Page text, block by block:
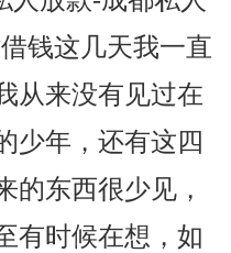
钱这几天我一直
从来没有见过在
少年，还有这四
的东西很少见，
时候在想，如